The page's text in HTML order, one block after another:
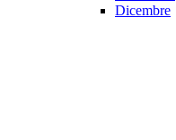
Dicembre